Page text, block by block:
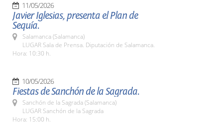
11/05/2026
Javier Iglesias, presenta el Plan de
Sequía.
Salamanca (Salamanca)
LUGAR Sala de Prensa. Diputación de Salamanca.
Hora: 10:30 h.
10/05/2026
Fiestas de Sanchón de la Sagrada.
Sanchón de la Sagrada (Salamanca)
LUGAR Sanchón de la Sagrada
Hora: 15:00 h.